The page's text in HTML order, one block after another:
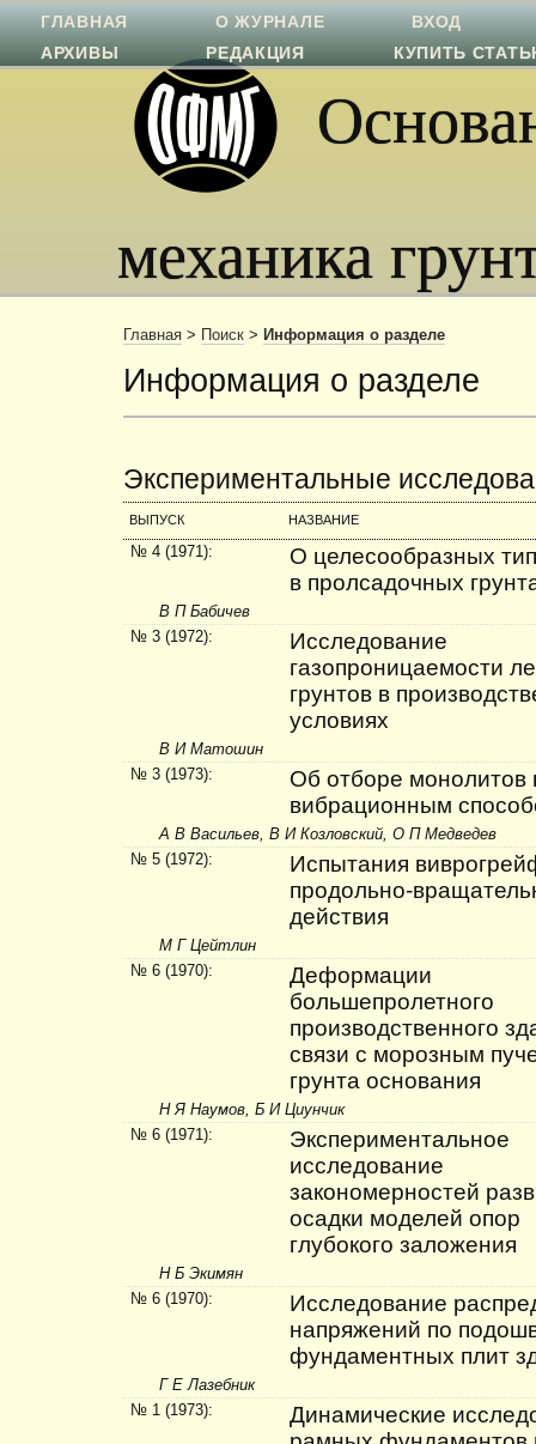
механика
ГЛАВНАЯ О ЖУРНАЛЕ
ВХОД
АРХИВЫ
РЕДАКЦИЯ КУПИТЬ
Главная > Поиск > Информация о разделе
Информация о разделе
Экспериментальные
ВЫПУСК НАЗВАНИЕ
№ 4 (1971):
О целесообразных
в пролсадочных
В П Бабичев
№ 3 (1972):
Исследование
газопроницаемости
грунтов в
условиях
В И Матошин
№ 3 (1973):
Об отборе монолитов
вибрационным
А В Васильев, В И Козловский, О П Медведев
№ 5 (1972):
Испытания
продольно-
действия
М Г Цейтлин
№ 6 (1970):
Деформации
большепролетного
производственного
связи с морозным
грунта основания
Н Я Наумов, Б И Циунчик
№ 6 (1971):
Экспериментальное
исследование
закономерностей
осадки моделей опор
глубокого заложения
Н Б Экимян
№ 6 (1970):
Исследование
напряжений по
фундаментных плит
Г Е Лазебник
№ 1 (1973):
Динамические